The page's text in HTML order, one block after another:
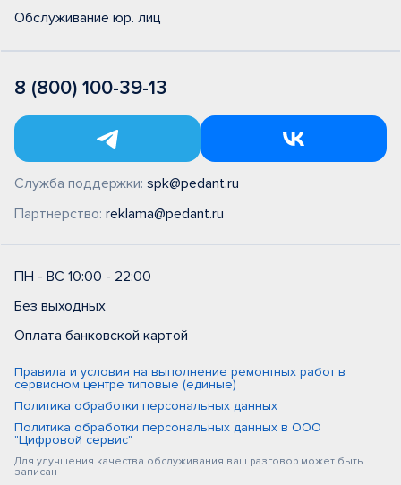
Обслуживание юр. лиц
8 (800) 100-39-13
Служба поддержки: spk@pedant.ru
Партнерство: reklama@pedant.ru
ПН - ВС 10:00 - 22:00
Без выходных
Оплата банковской картой
Правила и условия на выполнение ремонтных работ в
сервисном центре типовые (единые)
Политика обработки персональных данных
Политика обработки персональных данных в ООО
"Цифровой сервис"
Для улучшения качества обслуживания ваш разговор может быть
записан